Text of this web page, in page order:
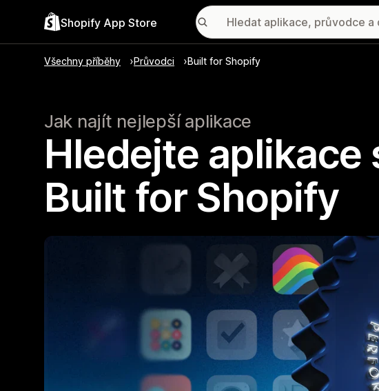
Shopify App Store
Všechny příběhy Průvodci Built for Shopify
Jak najít nejlepší aplikace
Hledejte aplikace
Built for Shopify